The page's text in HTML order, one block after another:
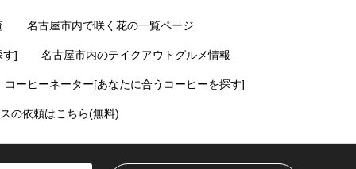
名古屋市内で咲く花の一覧ページ
す] 名古屋市内のテイクアウトグルメ情報
コーヒーネーター[あなたに合うコーヒーを探す]
の依頼はこちら(無料)